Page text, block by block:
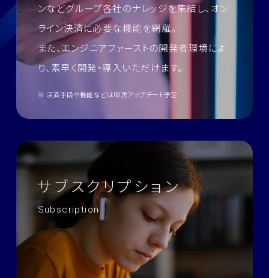
ンなどグループ各社のナレッジを集結し、 オン
ライン決済に必要な機能を網羅。
また、エンジニアファーストの開発者環境によ
り、素早く開発・導入いただけます。
※ 決済手段や機能などは順次アップデート予定
サブスクリプション
Subscription